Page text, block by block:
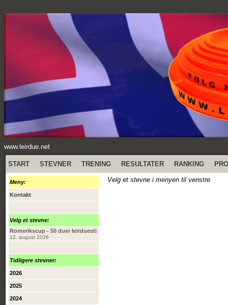
www.leirdue.net
START STEVNER TRENING RESULTATER RANKING
Meny:
Kontakt
Velg et stevne:
Romerikscup - 50 duer leirduesti
12. august 2026
Tidligere stevner:
2026
2025
2024
Velg et stevne i menyen til venstre